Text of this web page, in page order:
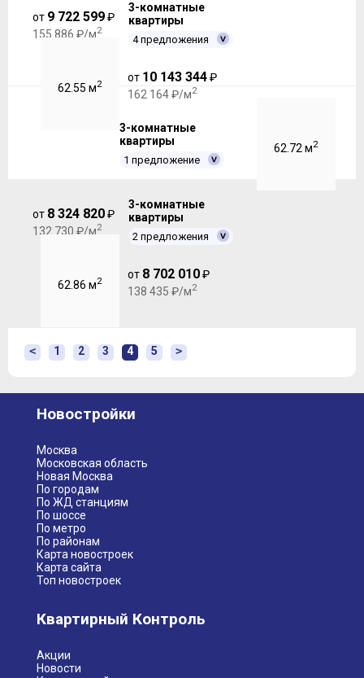
от 9 722 599₽
155 886 ₽/м2
3-комнатные
квартиры
4 предложения
62.55 м2
от 10 143 344₽
162 164 ₽/м2
3-комнатные
квартиры
1 предложение
62.72 м2
от 8 324 820₽
132 730 ₽/м2
3-комнатные
квартиры
2 предложения
62.86 м2
от 8 702 010₽
138 435 ₽/м2
< 1 2 3 4 5 >
Новостройки
Москва
Московская область
Новая Москва
По городам
По ЖД станциям
По шоссе
По метро
По районам
Карта новостроек
Карта сайта
Топ новостроек
Квартирный Контроль
Акции
Новости